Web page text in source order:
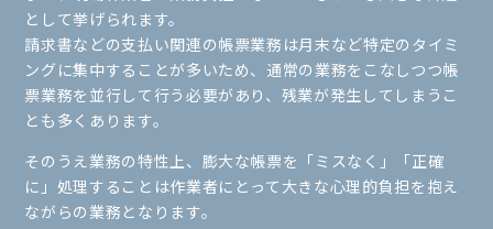
として挙げられます。
請求書などの支払い関連の帳票業務は月末など特定のタイミ
ングに集中することが多いため、通常の業務をこなしつつ帳
票業務を並行して行う必要があり、残業が発生してしまうこ
とも多くあります。
そのうえ業務の特性上、膨大な帳票を「ミスなく」「正確
に」処理することは作業者にとって大きな心理的負担を抱え
ながらの業務となります。